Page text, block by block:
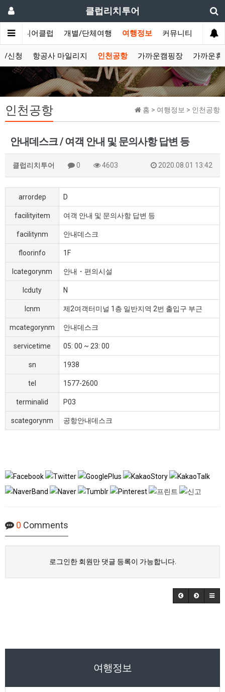
클럽리치투어
시니어클럽 개별/단체여행 여행정보 커뮤니티
/신청 항공사 마일리지 인천공항 가까운캠핑장 가까운휴
홈 > 여행정보 > 인천공항
인천공항
안내데스크 / 여객 안내 및 문의사항 답변 등
클럽리치투어 0 4603 2020.08.01 13:42
arrordep D
facilityitem 여객 안내 및 문의사항 답변 등
facilitynm 안내데스크
floorinfo 1F
lcategorynm 안내・편의시설
lcduty N
lcnm 제2여객터미널 1층 일반지역 2번 출입구 부근
mcategorynm 안내데스크
servicetime 05: 00 ~ 23: 00
sn 1938
tel 1577-2600
terminalid P03
scategorynm 공항안내데스크
0 Comments
로그인한 회원만 댓글 등록이 가능합니다.
여행정보